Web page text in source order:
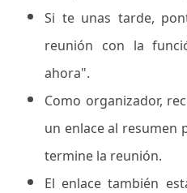
Si te unas tarde,
reunión con la
ahora".
Como organizador,
un enlace al resumen
termine la reunión.
El enlace también